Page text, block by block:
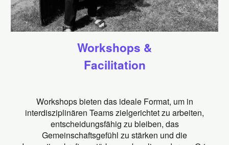
Workshops &
Facilitation
Workshops bieten das ideale Format, um in
interdisziplinären Teams zielgerichtet zu arbeiten,
entscheidungsfähig zu bleiben, das
Gemeinschaftsgefühl zu stärken und die